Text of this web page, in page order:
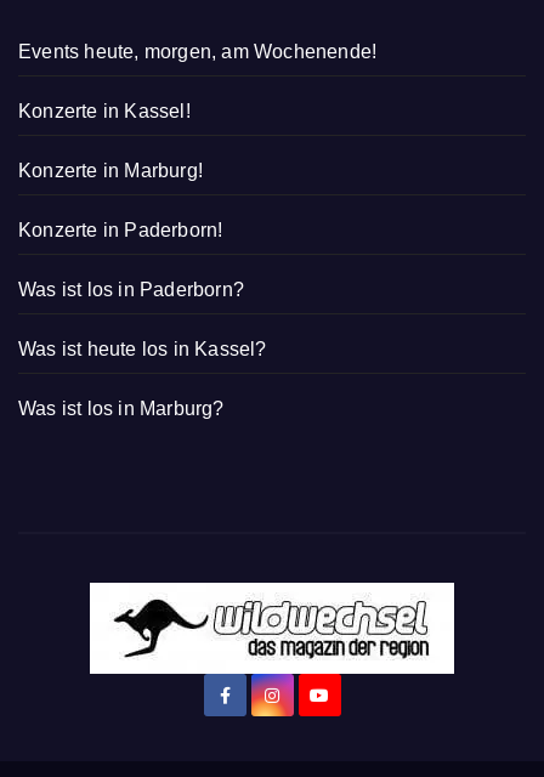
Events heute, morgen, am Wochenende!
Konzerte in Kassel!
Konzerte in Marburg!
Konzerte in Paderborn!
Was ist los in Paderborn?
Was ist heute los in Kassel?
Was ist los in Marburg?